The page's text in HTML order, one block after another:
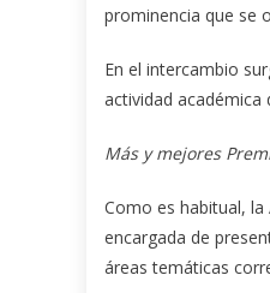
prominencia que se
En el intercambio
actividad
Más y mejores
Como es habitual, la
encargada de
áreas temáticas